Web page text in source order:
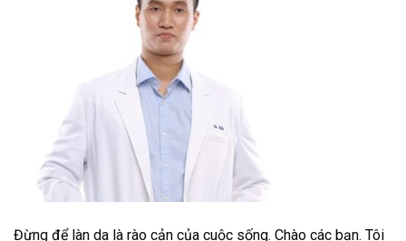
Đừng để làn da là rào cản của cuộc sống. Chào các bạn. Tôi